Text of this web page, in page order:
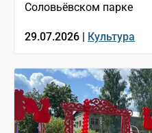
Соловьёвском парке
29.07.2026 | Культура